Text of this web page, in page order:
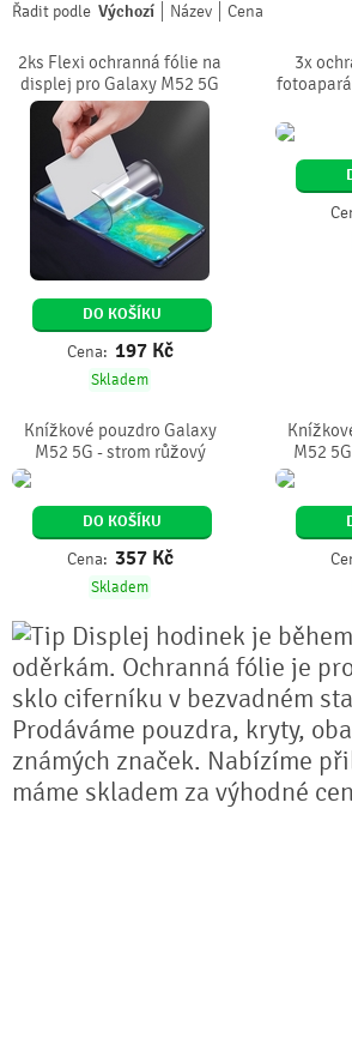
Řadit podle Výchozí Název Cena
2ks Flexi ochranná fólie na
displej pro Galaxy M52 5G
DO KOŠÍKU
Cena: 197 Kč
Skladem
3x
Knížkové pouzdro Galaxy
M52 5G - strom růžový
DO KOŠÍKU
Cena: 357 Kč
Skladem
M52
Displej hodinek je
oděrkám. Ochranná fólie je
sklo ciferníku v bezvadném
Prodáváme pouzdra, kryty,
známých značek. Nabízíme
máme skladem za výhodné